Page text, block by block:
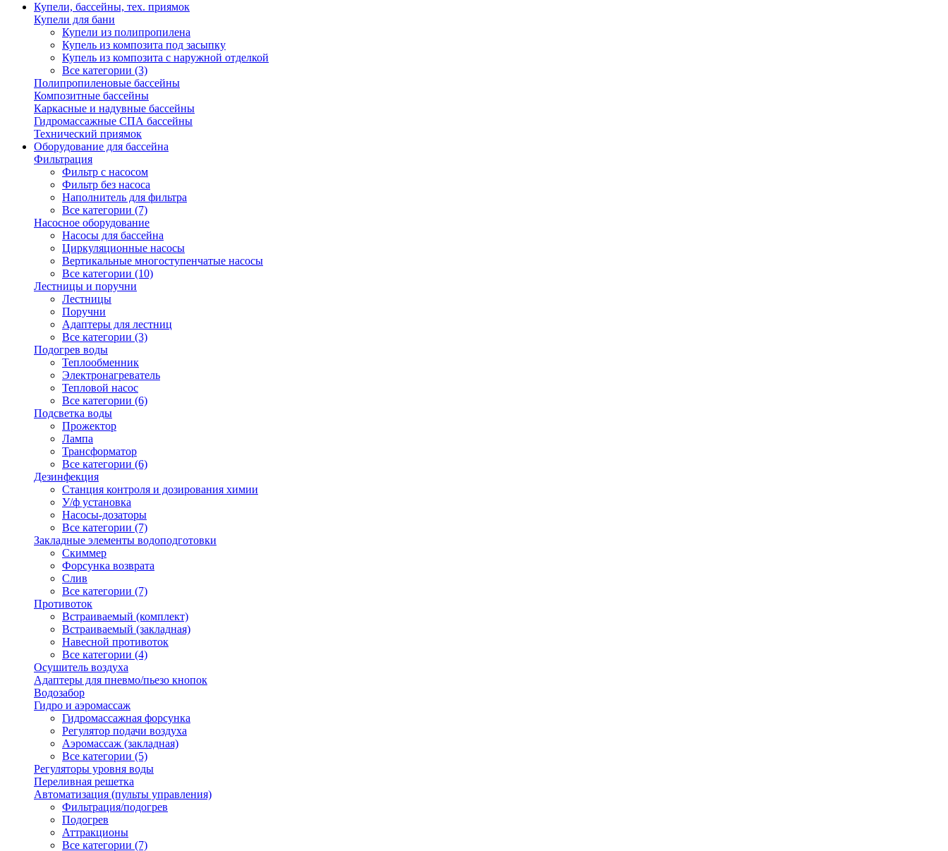
Купели, бассейны, тех. приямок
Купели для бани
Купели из полипропилена
Купель из композита под засыпку
Купель из композита с наружной отделкой
Все категории (3)
Полипропиленовые бассейны
Композитные бассейны
Каркасные и надувные бассейны
Гидромассажные СПА бассейны
Технический приямок
Оборудование для бассейна
Фильтрация
Фильтр с насосом
Фильтр без насоса
Наполнитель для фильтра
Все категории (7)
Насосное оборудование
Насосы для бассейна
Циркуляционные насосы
Вертикальные многоступенчатые насосы
Все категории (10)
Лестницы и поручни
Лестницы
Поручни
Адаптеры для лестниц
Все категории (3)
Подогрев воды
Теплообменник
Электронагреватель
Тепловой насос
Все категории (6)
Подсветка воды
Прожектор
Лампа
Трансформатор
Все категории (6)
Дезинфекция
Станция контроля и дозирования химии
У/ф установка
Насосы-дозаторы
Все категории (7)
Закладные элементы водоподготовки
Скиммер
Форсунка возврата
Слив
Все категории (7)
Противоток
Встраиваемый (комплект)
Встраиваемый (закладная)
Навесной противоток
Все категории (4)
Осушитель воздуха
Адаптеры для пневмо/пьезо кнопок
Водозабор
Гидро и аэромассаж
Гидромассажная форсунка
Регулятор подачи воздуха
Аэромассаж (закладная)
Все категории (5)
Регуляторы уровня воды
Переливная решетка
Автоматизация (пульты управления)
Фильтрация/подогрев
Подогрев
Аттракционы
Все категории (7)